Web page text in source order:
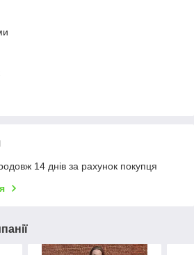
14 днів за рахунок покупця